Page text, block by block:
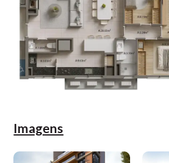
Imagens